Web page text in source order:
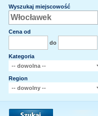
Wyszukaj miejscowość
Cena od
do
Kategoria
Region